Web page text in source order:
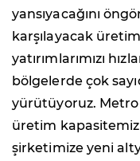
yansıyacağını
karşılayacak
yatırımlarımızı
bölgelerde çok
yürütüyoruz.
üretim kapasitemiz
şirketimize yeni